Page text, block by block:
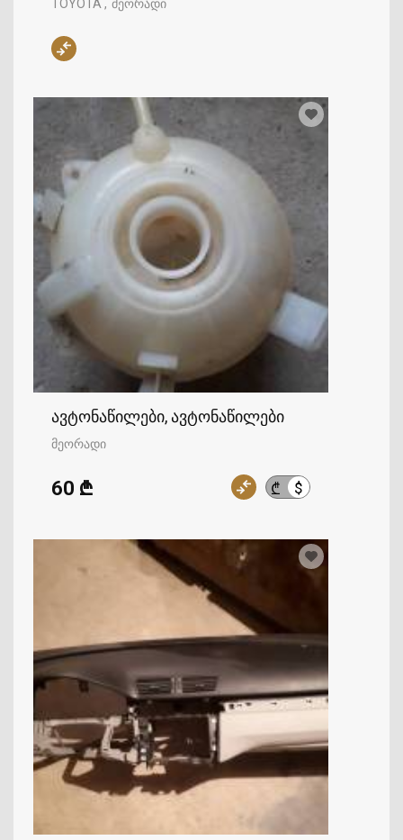
TOYOTA მეორადი
ავტონაწილები, ავტონაწილები
მეორადი
₾ $
60 ₾